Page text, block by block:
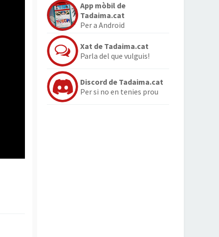
App mòbil de
Tadaima.cat
Per a Android
Xat de Tadaima.cat
Parla del que vulguis!
Discord de Tadaima.cat
Per si no en tenies prou